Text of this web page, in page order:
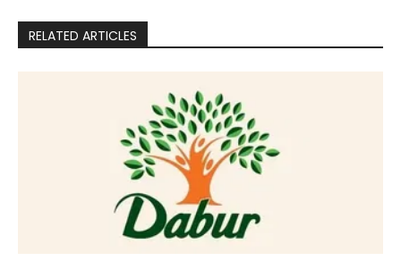
o
p
RELATED ARTICLES